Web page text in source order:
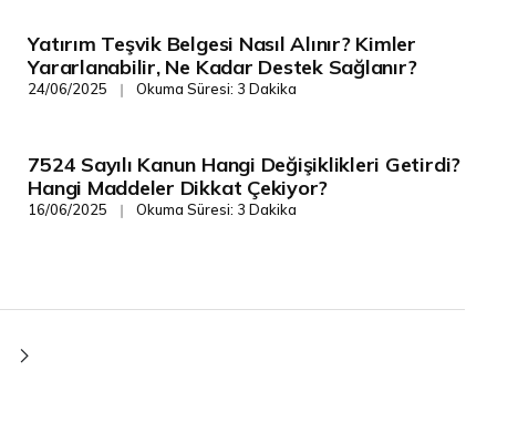
Vergi/Mevzuat
Yatırım Teşvik Belgesi Nasıl Alınır? Kimler
Yararlanabilir, Ne Kadar Destek Sağlanır?
24/06/2025 ❘ Okuma Süresi: 3 Dakika
Vergi/Mevzuat
7524 Sayılı Kanun Hangi Değişiklikleri Getirdi?
Hangi Maddeler Dikkat Çekiyor?
16/06/2025 ❘ Okuma Süresi: 3 Dakika